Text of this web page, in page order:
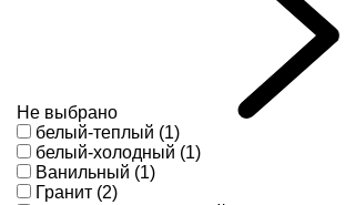
Не выбрано
белый-теплый (1)
белый-холодный (1)
Ванильный (1)
Гранит (2)